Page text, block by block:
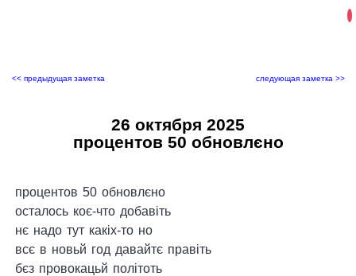
<< предыдущая заметка следующая заметка >>
26 октября 2025
процентов 50 обновлєно
процентов 50 обновлєно
осталось коє-что добавіть
нє надо тут какіх-то но
всє в новьй год давайтє правіть
бєз провокацьй політоть